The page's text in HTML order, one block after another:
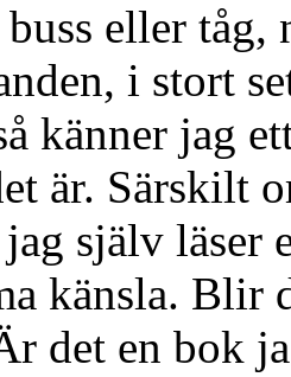
eller
i stort
känner jag
är. Särskilt
själv läser
känsla. Blir
det en bok